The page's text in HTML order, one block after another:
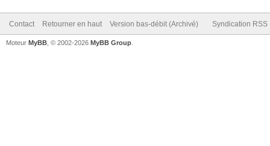
Contact Retourner en haut Version bas-débit (Archivé) Syndication RSS
Moteur MyBB , © 2002-2026 MyBB Group